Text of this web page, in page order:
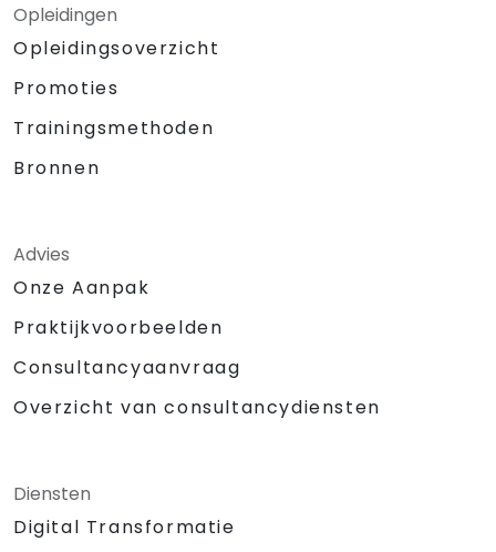
Opleidingen
Opleidingsoverzicht
Promoties
Trainingsmethoden
Bronnen
Advies
Onze Aanpak
Praktijkvoorbeelden
Consultancyaanvraag
Overzicht van consultancydiensten
Diensten
Digital Transformatie